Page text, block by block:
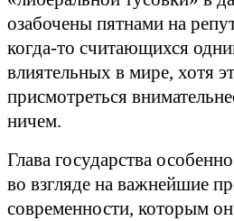
озабочены пятнами на
когда-то считающихся
влиятельных в мире, хотя
присмотреться
ничем.
Глава государства
во взгляде на важнейшие
современности, которым